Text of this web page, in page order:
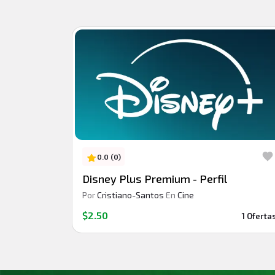
0.0 (0)
Disney Plus Premium - Perfil
PorCristiano-Santos En Cine
$2.50 1